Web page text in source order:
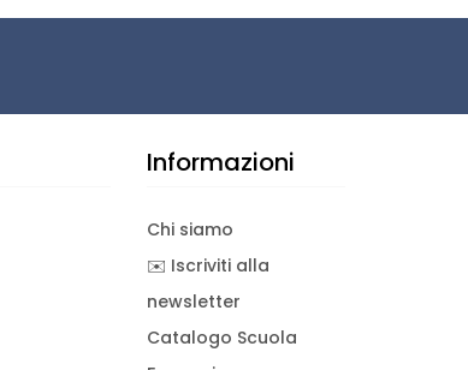
Informazioni
Chi siamo
✉️ Iscriviti alla
newsletter
Catalogo Scuola